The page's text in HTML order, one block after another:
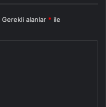
Gerekli alanlar * ile